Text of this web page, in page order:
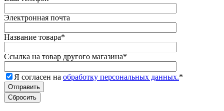
Электронная почта
Название товара*
Ссылка на товар другого магазина*
Я согласен на обработку персональных данных.*